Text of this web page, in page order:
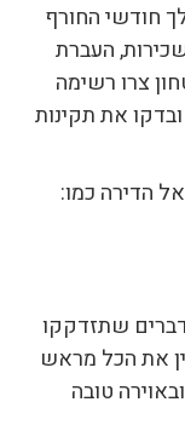
חודשי החורף
העברת
צרו רשימה
את תקינות
הדירה כמו:
שתזדקקו
את הכל מראש
טובה